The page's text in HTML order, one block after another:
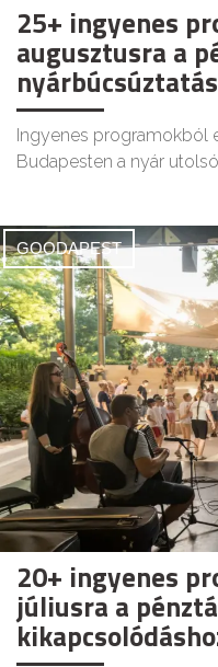
25+ ingyenes
augusztusra a
Ingyenes programokból
Budapesten a nyár
GOODAPEST
20+ ingyenes
júliusra a